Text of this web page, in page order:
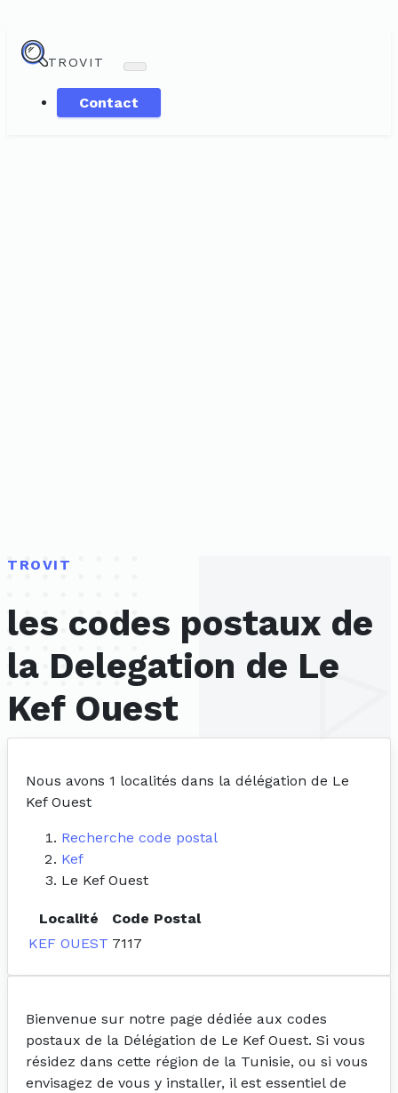
TROVIT
Contact
TROVIT
les codes postaux de
la Delegation de Le
Kef Ouest
Nous avons 1 localités dans la délégation de Le
Kef Ouest
Recherche code postal
Kef
Le Kef Ouest
Localité
Code Postal
KEF OUEST 7117
Bienvenue sur notre page dédiée aux codes
postaux de la Délégation de Le Kef Ouest. Si vous
résidez dans cette région de la Tunisie, ou si vous
envisagez de vous y installer, il est essentiel de